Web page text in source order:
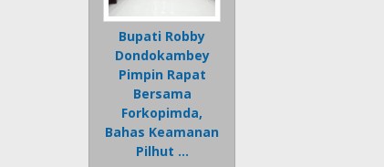
Bupati Robby
Dondokambey
Pimpin Rapat
Bersama
Forkopimda,
Bahas Keamanan
Pilhut …